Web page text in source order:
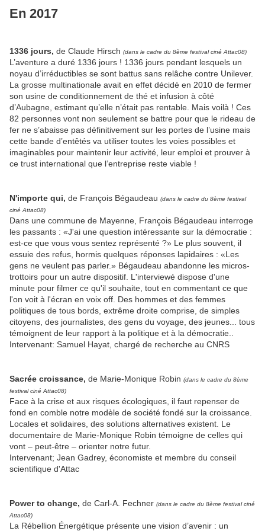
En 2017
1336 jours, de Claude Hirsch (dans le cadre du 8ème festival ciné Attac08)
L’aventure a duré 1336 jours ! 1336 jours pendant lesquels un
noyau d’irréductibles se sont battus sans relâche contre Unilever.
La grosse multinationale avait en effet décidé en 2010 de fermer
son usine de conditionnement de thé et infusion à côté
d’Aubagne, estimant qu’elle n’était pas rentable. Mais voilà ! Ces
82 personnes vont non seulement se battre pour que le rideau de
fer ne s’abaisse pas définitivement sur les portes de l’usine mais
cette bande d’entêtés va utiliser toutes les voies possibles et
imaginables pour maintenir leur activité, leur emploi et prouver à
ce trust international que l’entreprise reste viable !
N'importe qui, de François Bégaudeau (dans le cadre du 8ème festival
ciné Attac08)
Dans une commune de Mayenne, François Bégaudeau interroge
les passants : «J'ai une question intéressante sur la démocratie :
est-ce que vous vous sentez représenté ?» Le plus souvent, il
essuie des refus, hormis quelques réponses lapidaires : «Les
gens ne veulent pas parler.» Bégaudeau abandonne les micros-
trottoirs pour un autre dispositif. L'interviewé dispose d'une
minute pour filmer ce qu'il souhaite, tout en commentant ce que
l'on voit à l'écran en voix off. Des hommes et des femmes
politiques de tous bords, extrême droite comprise, de simples
citoyens, des journalistes, des gens du voyage, des jeunes... tous
témoignent de leur rapport à la politique et à la démocratie..
Intervenant: Samuel Hayat, chargé de recherche au CNRS
Sacrée croissance, de Marie-Monique Robin (dans le cadre du 8ème
festival ciné Attac08)
Face à la crise et aux risques écologiques, il faut repenser de
fond en comble notre modèle de société fondé sur la croissance.
Locales et solidaires, des solutions alternatives existent. Le
documentaire de Marie-Monique Robin témoigne de celles qui
vont – peut-être – orienter notre futur.
Intervenant; Jean Gadrey, économiste et membre du conseil
scientifique d'Attac
Power to change, de Carl-A. Fechner (dans le cadre du 8ème festival ciné
Attac08)
La Rébellion Énergétique présente une vision d’avenir : un